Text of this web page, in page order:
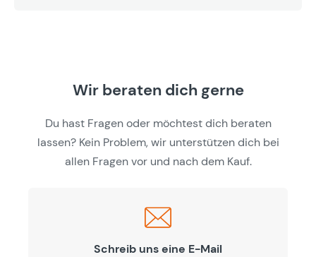
Wir beraten dich gerne
Du hast Fragen oder möchtest dich beraten
lassen? Kein Problem, wir unterstützen dich bei
allen Fragen vor und nach dem Kauf.
Schreib uns eine E-Mail